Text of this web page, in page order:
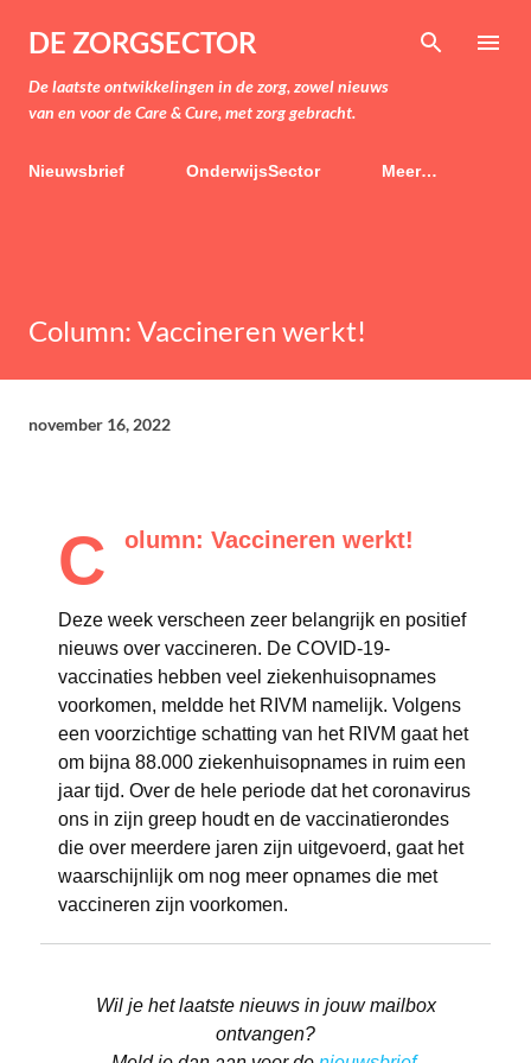
Doorgaan naar hoofdcontent
DE ZORGSECTOR
De laatste ontwikkelingen in de zorg, zowel nieuws
van en voor de Care & Cure, met zorg gebracht.
Nieuwsbrief OnderwijsSector Meer…
Column: Vaccineren werkt!
november 16, 2022
C olumn: Vaccineren werkt!
Deze week verscheen zeer belangrijk en positief
nieuws over vaccineren. De COVID-19-
vaccinaties hebben veel ziekenhuisopnames
voorkomen, meldde het RIVM namelijk. Volgens
een voorzichtige schatting van het RIVM gaat het
om bijna 88.000 ziekenhuisopnames in ruim een
jaar tijd. Over de hele periode dat het coronavirus
ons in zijn greep houdt en de vaccinatierondes
die over meerdere jaren zijn uitgevoerd, gaat het
waarschijnlijk om nog meer opnames die met
vaccineren zijn voorkomen.
Wil je het laatste nieuws in jouw mailbox
ontvangen?